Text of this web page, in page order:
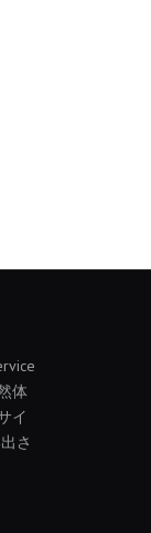
体
イ
さ